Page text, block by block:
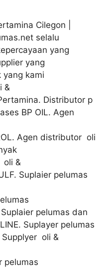
Cilegon |
selalu
yang
yang
yang kami
&
Distributor p
BP OIL. Agen
Agen distributor oli
oli &
Suplaier pelumas
pelumas dan
Suplayer pelumas
Supplyer oli &
pelumas